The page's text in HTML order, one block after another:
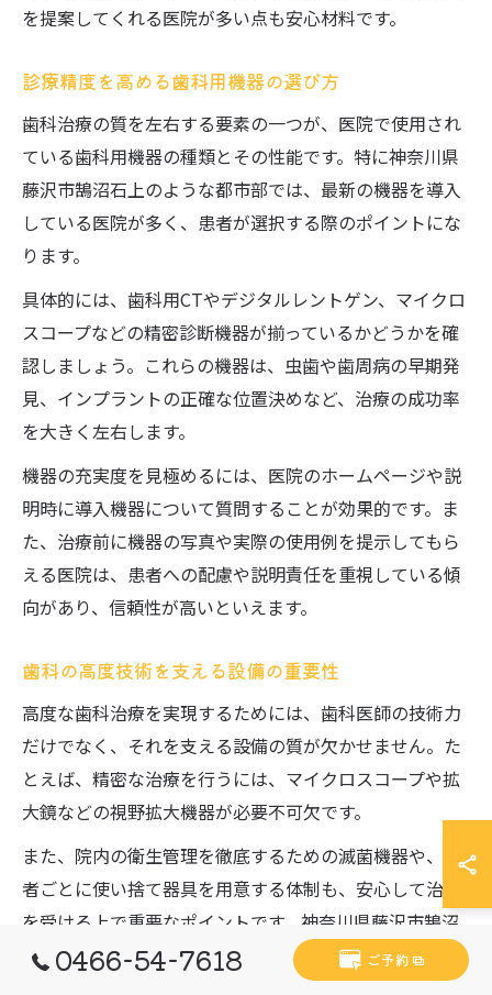
を提案してくれる医院が多い点も安心材料です。
診療精度を高める歯科用機器の選び方
歯科治療の質を左右する要素の一つが、医院で使用され
ている歯科用機器の種類とその性能です。特に神奈川県
藤沢市鵠沼石上のような都市部では、最新の機器を導入
している医院が多く、患者が選択する際のポイントにな
ります。
具体的には、歯科用CTやデジタルレントゲン、マイクロ
スコープなどの精密診断機器が揃っているかどうかを確
認しましょう。これらの機器は、虫歯や歯周病の早期発
見、インプラントの正確な位置決めなど、治療の成功率
を大きく左右します。
機器の充実度を見極めるには、医院のホームページや説
明時に導入機器について質問することが効果的です。ま
た、治療前に機器の写真や実際の使用例を提示してもら
える医院は、患者への配慮や説明責任を重視している傾
向があり、信頼性が高いといえます。
歯科の高度技術を支える設備の重要性
高度な歯科治療を実現するためには、歯科医師の技術力
だけでなく、それを支える設備の質が欠かせません。た
とえば、精密な治療を行うには、マイクロスコープや拡
大鏡などの視野拡大機器が必要不可欠です。
また、院内の衛生管理を徹底するための滅菌機器や、患
者ごとに使い捨て器具を用意する体制も、安心して治療
を受ける上で重要なポイントです。神奈川県藤沢市鵠沼
石上の歯科医院では、こうした設備投資を積極的に行っ
0466-54-7618 ご予約